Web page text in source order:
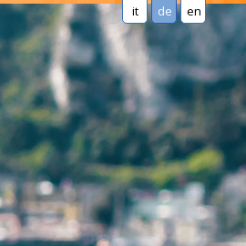
it de en